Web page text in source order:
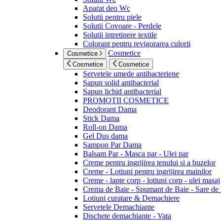
Aparat deo Wc
Solutii pentru piele
Solutii Covoare - Perdele
Solutii intretinere textile
Colorant pentru revigorarea culorii
Cosmetice Cosmetice
Cosmetice Cosmetice
Servetele umede antibacteriene
Sapun solid antibacterial
Sapun lichid antibacterial
PROMOTII COSMETICE
Deodorant Dama
Stick Dama
Roll-on Dama
Gel Dus dama
Sampon Par Dama
Balsam Par - Masca par - Ulei par
Creme pentru ingrijirea tenului si a buzelor
Creme - Lotiuni pentru ingrijirea mainilor
Creme - lapte corp - lotiuni corp - ulei masaj
Crema de Baie - Spumant de Baie - Sare de
Lotiuni curatare & Demachiere
Servetele Demachiante
Dischete demachiante - Vata